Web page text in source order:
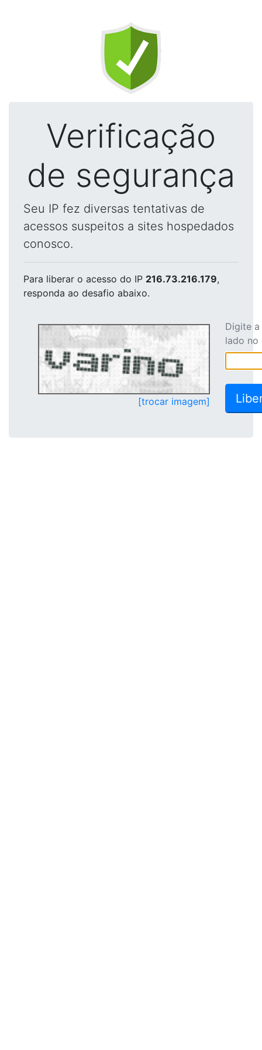
Verificação
de segurança
Seu IP fez diversas tentativas de
acessos suspeitos a sites hospedados
conosco.
Para liberar o acesso do IP 216.73.216.179,
responda ao desafio abaixo.
[trocar imagem]
Digite
lado no